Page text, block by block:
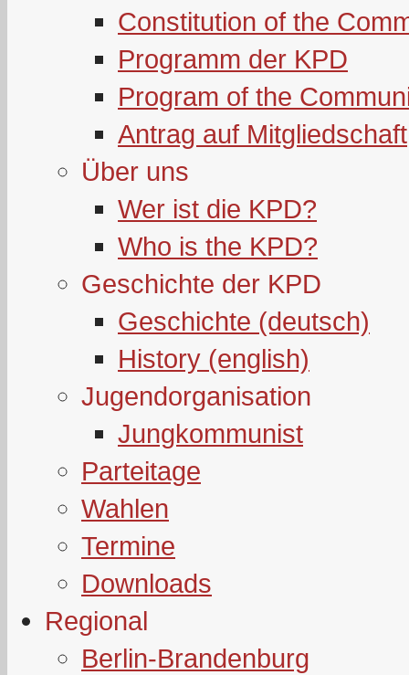
Constitution of the
Programm der KPD
Program of the
Antrag auf Mitgliedschaft
Über uns
Wer ist die KPD?
Who is the KPD?
Geschichte der KPD
Geschichte (deutsch)
History (english)
Jugendorganisation
Jungkommunist
Parteitage
Wahlen
Termine
Downloads
Regional
Berlin-Brandenburg